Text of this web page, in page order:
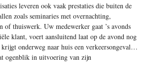
leveren ook vaak prestaties die buiten de
zoals seminaries met overnachting,
of thuiswerk. Uw medewerker gaat ’s avonds
klant, voert aansluitend laat op de avond nog
krijgt onderweg naar huis een verkeersongeval…
ogenblik in uitvoering van zijn